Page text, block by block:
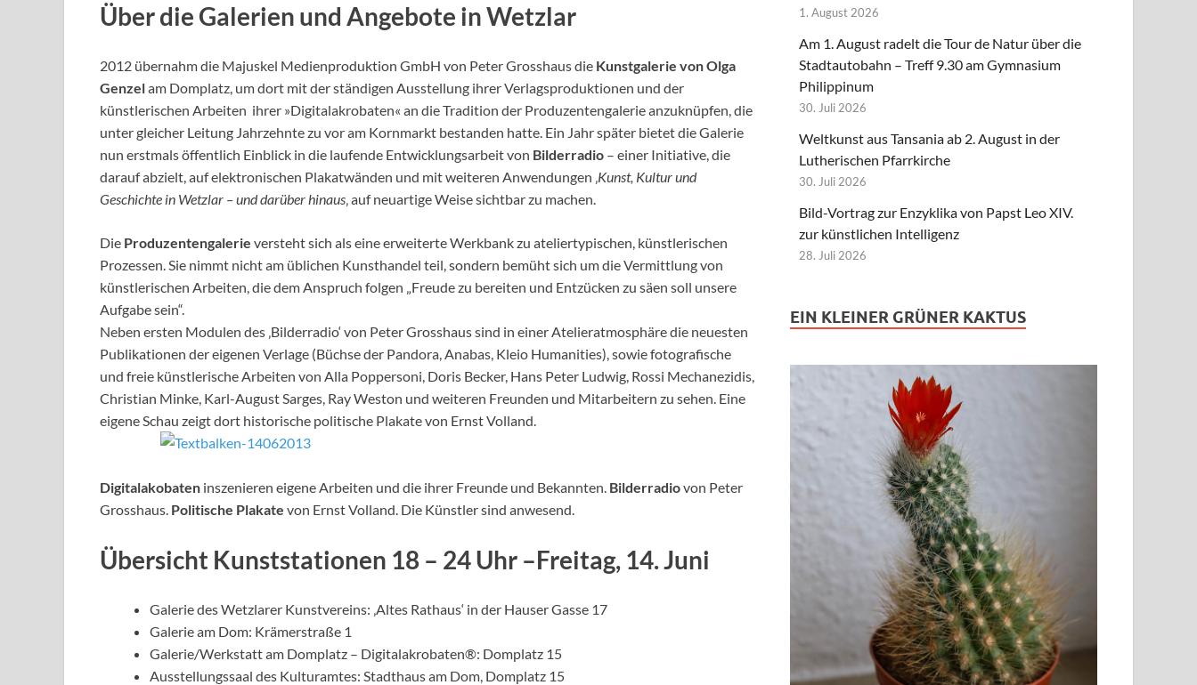
Über die Galerien und Angebote in Wetzlar
2012 übernahm die Majuskel Medienproduktion GmbH von Peter Grosshaus die Kunstgalerie von Olga
Genzelam Domplatz, um dort mit der ständigen Ausstellung ihrer Verlagsproduktionen und der
künstlerischen Arbeiten ihrer »Digitalakrobaten« an die Tradition der Produzentengalerie anzuknüpfen, die
unter gleicher Leitung Jahrzehnte zu vor am Kornmarkt bestanden hatte. Ein Jahr später bietet die Galerie
nun erstmals öffentlich Einblick in die laufende Entwicklungsarbeit von Bilderradio – einer Initiative, die
darauf abzielt, auf elektronischen Plakatwänden und mit weiteren Anwendungen ‚Kunst, Kultur und
Geschichte in Wetzlar – und darüber hinaus‚ auf neuartige Weise sichtbar zu machen.
Die Produzentengalerie versteht sich als eine erweiterte Werkbank zu ateliertypischen, künstlerischen
Prozessen. Sie nimmt nicht am üblichen Kunsthandel teil, sondern bemüht sich um die Vermittlung von
künstlerischen Arbeiten, die dem Anspruch folgen „Freude zu bereiten und Entzücken zu säen soll unsere
Aufgabe sein“.
Neben ersten Modulen des ‚Bilderradio‘ von Peter Grosshaus sind in einer Atelieratmosphäre die neuesten
Publikationen der eigenen Verlage (Büchse der Pandora, Anabas, Kleio Humanities), sowie fotografische
und freie künstlerische Arbeiten von Alla Poppersoni, Doris Becker, Hans Peter Ludwig, Rossi Mechanezidis,
Christian Minke, Karl-August Sarges, Ray Weston und weiteren Freunden und Mitarbeitern zu sehen. Eine
eigene Schau zeigt dort historische politische Plakate von Ernst Volland.
Digitalakobaten inszenieren eigene Arbeiten und die ihrer Freunde und Bekannten. Bilderradiovon Peter
Grosshaus. Politische Plakate von Ernst Volland. Die Künstler sind anwesend.
Übersicht Kunststationen 18 – 24 Uhr –Freitag, 14. Juni
Galerie des Wetzlarer Kunstvereins: ‚Altes Rathaus‘ in der Hauser Gasse 17
Galerie am Dom: Krämerstraße 1
Galerie/Werkstatt am Domplatz – Digitalakrobaten®: Domplatz 15
Ausstellungssaal des Kulturamtes: Stadthaus am Dom, Domplatz 15
1. August 2026
Am 1. August radelt die Tour de Natur über die
Stadtautobahn – Treff 9.30 am Gymnasium
Philippinum
30. Juli 2026
Weltkunst aus Tansania ab 2. August in der
Lutherischen Pfarrkirche
30. Juli 2026
Bild-Vortrag zur Enzyklika von Papst Leo XIV.
zur künstlichen Intelligenz
28. Juli 2026
EIN KLEINER GRÜNER KAKTUS